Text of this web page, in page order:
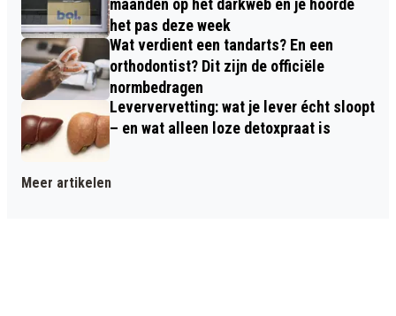
het pas deze week
Wat verdient een tandarts? En een
orthodontist? Dit zijn de officiële
normbedragen
Leververvetting: wat je lever écht sloopt
– en wat alleen loze detoxpraat is
Meer artikelen